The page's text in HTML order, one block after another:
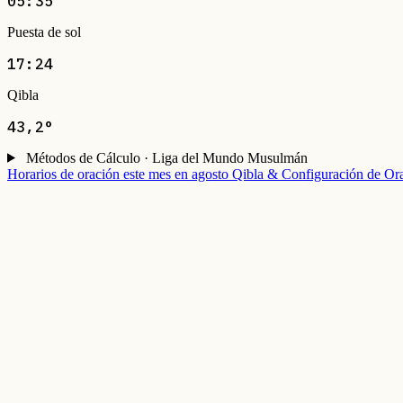
Puesta de sol
17:24
Qibla
43,2°
Métodos de Cálculo · Liga del Mundo Musulmán
Horarios de oración este mes en agosto Qibla & Configuración de